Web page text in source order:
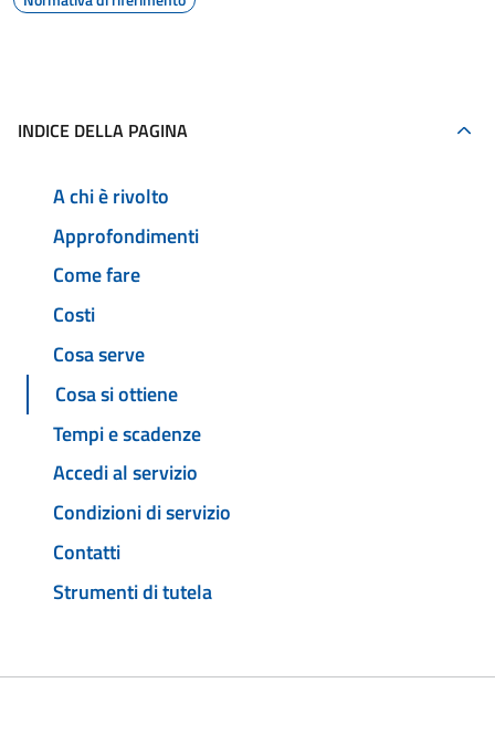
INDICE DELLA PAGINA
A chi è rivolto
Approfondimenti
Come fare
Costi
Cosa serve
Cosa si ottiene
Tempi e scadenze
Accedi al servizio
Condizioni di servizio
Contatti
Strumenti di tutela